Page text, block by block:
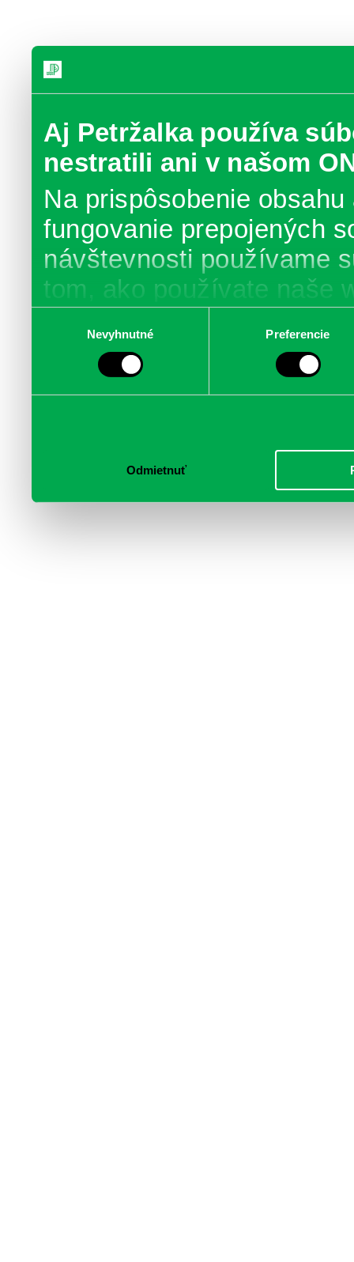
Aj Petržalka používa
nestratili ani v našom
Na prispôsobenie
fungovanie prepojených
návštevnosti používame
tom, ako používate naše
médií, inzercie a
informácie skombinovať
Nevyhnutné Preferencie
Odmietnuť